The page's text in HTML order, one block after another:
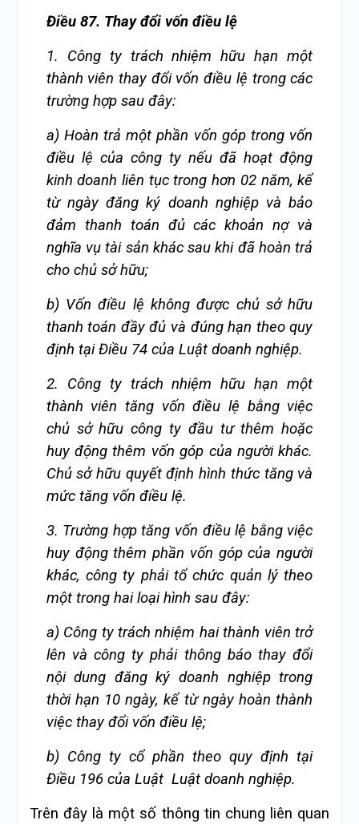
Điều 87. Thay đổi vốn điều lệ
1. Công ty trách nhiệm hữu hạn một
thành viên thay đổi vốn điều lệ trong các
trường hợp sau đây:
a) Hoàn trả một phần vốn góp trong vốn
điều lệ của công ty nếu đã hoạt động
kinh doanh liên tục trong hơn 02 năm, kể
từ ngày đăng ký doanh nghiệp và bảo
đảm thanh toán đủ các khoản nợ và
nghĩa vụ tài sản khác sau khi đã hoàn trả
cho chủ sở hữu;
b) Vốn điều lệ không được chủ sở hữu
thanh toán đầy đủ và đúng hạn theo quy
định tại Điều 74 của Luật doanh nghiệp.
2. Công ty trách nhiệm hữu hạn một
thành viên tăng vốn điều lệ bằng việc
chủ sở hữu công ty đầu tư thêm hoặc
huy động thêm vốn góp của người khác.
Chủ sở hữu quyết định hình thức tăng và
mức tăng vốn điều lệ.
3. Trường hợp tăng vốn điều lệ bằng việc
huy động thêm phần vốn góp của người
khác, công ty phải tổ chức quản lý theo
một trong hai loại hình sau đây:
a) Công ty trách nhiệm hai thành viên trở
lên và công ty phải thông báo thay đổi
nội dung đăng ký doanh nghiệp trong
thời hạn 10 ngày, kể từ ngày hoàn thành
việc thay đổi vốn điều lệ;
b) Công ty cổ phần theo quy định tại
Điều 196 của Luật Luật doanh nghiệp.
Trên đây là một số thông tin chung liên quan